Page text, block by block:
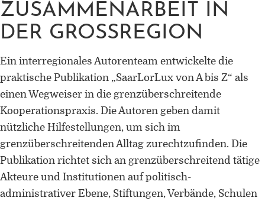
ZUSAMMENARBEIT IN
DER GROSSREGION
Ein interregionales Autorenteam entwickelte die
praktische Publikation „SaarLorLux von A bis Z“ als
einen Wegweiser in die grenzüberschreitende
Kooperationspraxis. Die Autoren geben damit
nützliche Hilfestellungen, um sich im
grenzüberschreitenden Alltag zurechtzufinden. Die
Publikation richtet sich an grenzüberschreitend tätige
Akteure und Institutionen auf politisch-
administrativer Ebene, Stiftungen, Verbände, Schulen